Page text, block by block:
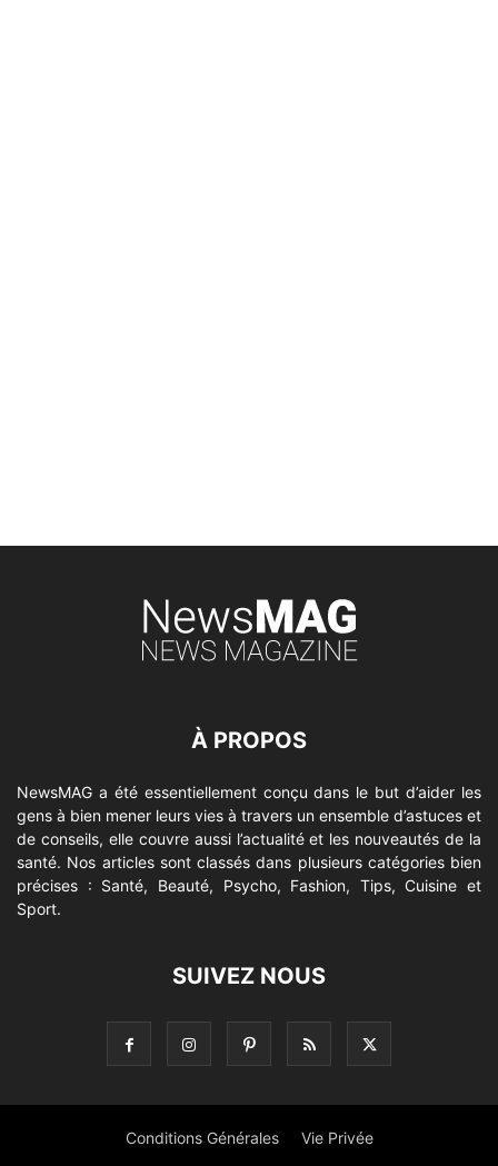
À PROPOS
NewsMAG a été essentiellement conçu dans le but d’aider les
gens à bien mener leurs vies à travers un ensemble d’astuces et
de conseils, elle couvre aussi l’actualité et les nouveautés de la
santé. Nos articles sont classés dans plusieurs catégories bien
précises : Santé, Beauté, Psycho, Fashion, Tips, Cuisine et
Sport.
SUIVEZ NOUS
Conditions Générales Vie Privée